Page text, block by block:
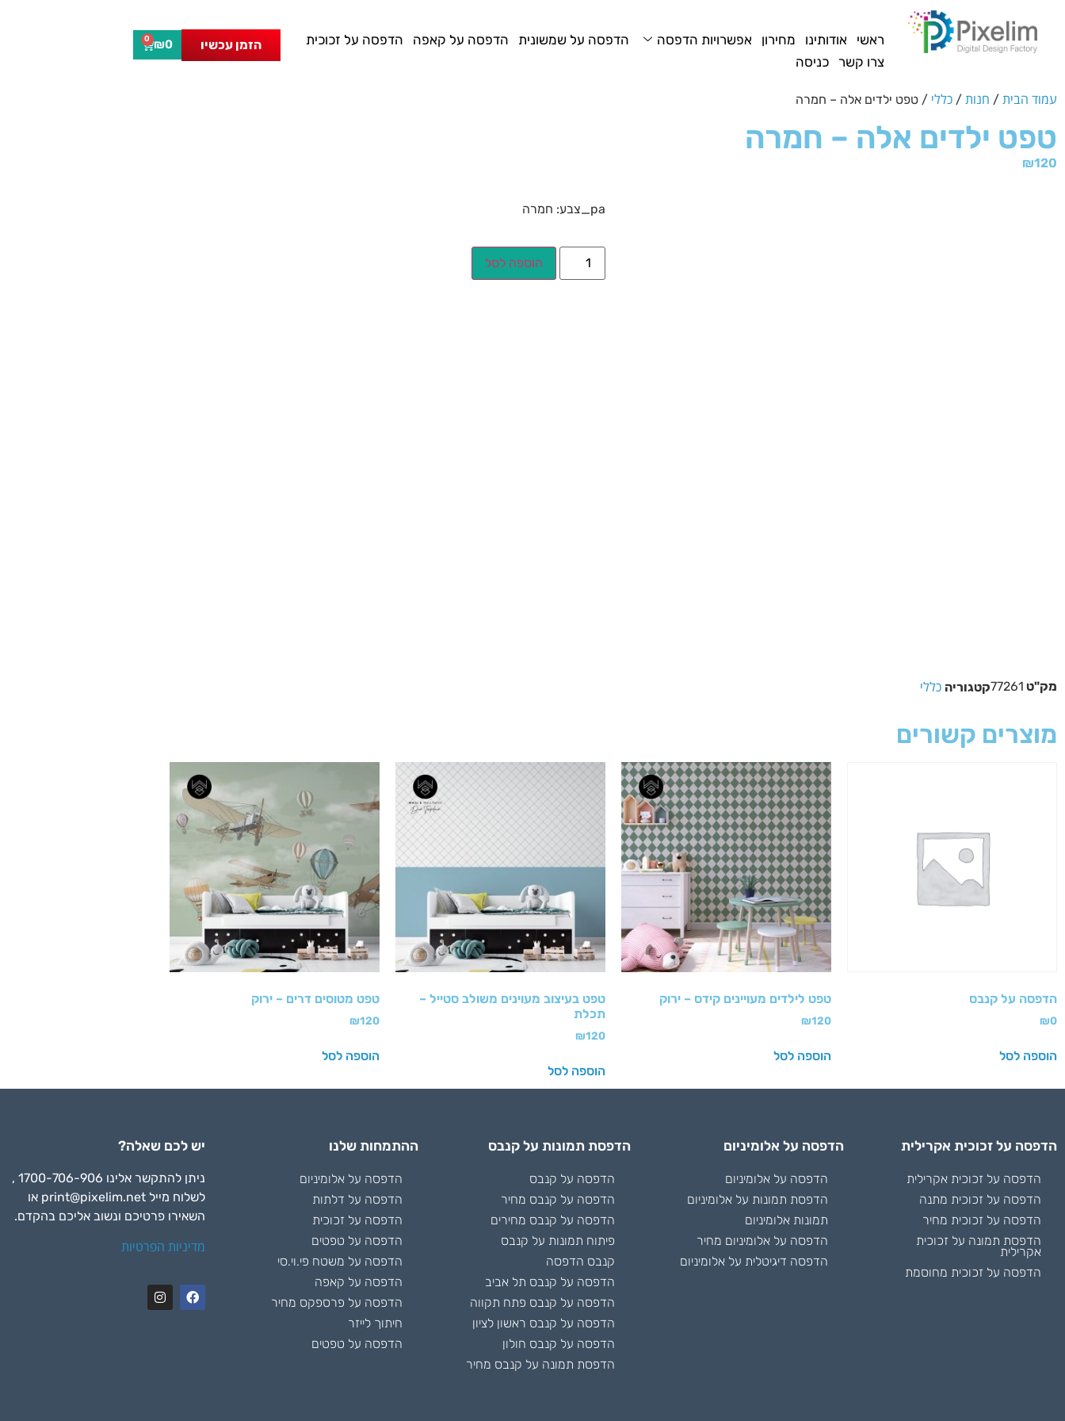
ראשי אודותינו מחירון אפשרויות הדפסה הדפסה על שמשונית הדפסה על קאפה
הדפסה על זכוכית
צרו קשר
כניסה
הזמן עכשיו ₪0
0
עמוד הבית / חנות / כללי / טפט ילדים אלה – חמרה
טפט ילדים אלה – חמרה
₪120
pa_צבע: חמרה
הוספה לסל
מק"ט 77261קטגוריה כללי
מוצרים קשורים
הדפסה על קנבס
₪0
הוספה לסל
טפט לילדים מעויינים קידס – ירוק
₪120
הוספה לסל
טפט בעיצוב מעוינים משולב סטייל –
תכלת
₪120
הוספה לסל
טפט מטוסים דרים – ירוק
₪120
הוספה לסל
הדפסה על זכוכית אקרילית
הדפסה על זכוכית אקרילית
הדפסה על זכוכית מתנה
הדפסה על זכוכית מחיר
הדפסת תמונה על זכוכית
אקרילית
הדפסה על זכוכית מחוסמת
הדפסה על אלומיניום
הדפסה על אלומיניום
הדפסת תמונות על אלומיניום
תמונות אלומיניום
הדפסה על אלומיניום מחיר
הדפסה דיגיטלית על אלומיניום
הדפסת תמונות על קנבס
הדפסה על קנבס
הדפסה על קנבס מחיר
הדפסה על קנבס מחירים
פיתוח תמונות על קנבס
קנבס הדפסה
הדפסה על קנבס תל אביב
הדפסה על קנבס פתח תקווה
הדפסה על קנבס ראשון לציון
הדפסה על קנבס חולון
הדפסת תמונה על קנבס מחיר
ההתמחות שלנו
הדפסה על אלומיניום
הדפסה על דלתות
הדפסה על זכוכית
הדפסה על טפטים
הדפסה על משטח פי.וי.סי
הדפסה על קאפה
הדפסה על פרספקס מחיר
חיתוך לייזר
הדפסה על טפטים
יש לכם שאלה?
ניתן להתקשר אלינו 1700-706-906 ,
לשלוח מיילprint@pixelim.net או
השאירו פרטיכם ונשוב אליכם בהקדם.
מדיניות הפרטיות